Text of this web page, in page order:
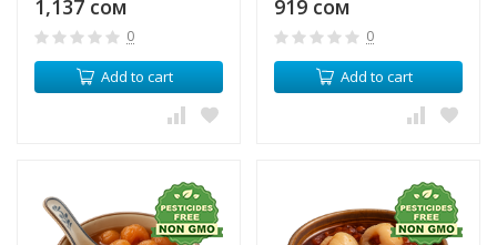
1,137 сом
0
Add to cart
919 сом
0
Add to cart